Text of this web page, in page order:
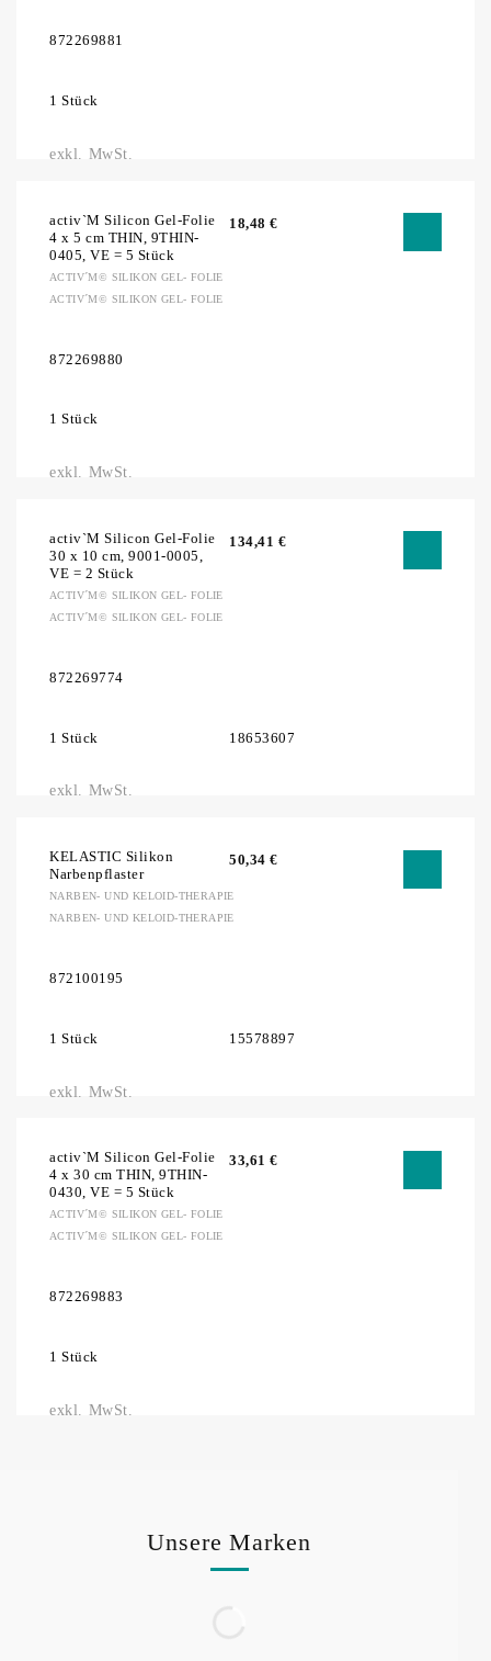
872269881
1 Stück
exkl. MwSt.
ACTIV´M© SILIKON GEL- FOLIE
ACTIV´M© SILIKON GEL- FOLIE
activ`M Silicon Gel-Folie
4 x 5 cm THIN, 9THIN-
0405, VE = 5 Stück
872269880
1 Stück
18,48€
exkl. MwSt.
ACTIV´M© SILIKON GEL- FOLIE
ACTIV´M© SILIKON GEL- FOLIE
activ`M Silicon Gel-Folie
30 x 10 cm, 9001-0005,
VE = 2 Stück
872269774
1 Stück
134,41 €
18653607
exkl. MwSt.
NARBEN- UND KELOID-THERAPIE
NARBEN- UND KELOID-THERAPIE
KELASTIC Silikon
Narbenpflaster
872100195
1 Stück
50,34€
15578897
exkl. MwSt.
ACTIV´M© SILIKON GEL- FOLIE
ACTIV´M© SILIKON GEL- FOLIE
activ`M Silicon Gel-Folie
4 x 30 cm THIN, 9THIN-
0430, VE = 5 Stück
872269883
1 Stück
33,61€
exkl. MwSt.
Unsere Marken